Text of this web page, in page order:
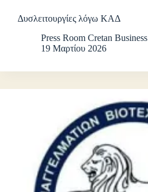
Δυσλειτουργίες λόγω ΚΑΔ
Press Room Cretan Business
19 Μαρτίου 2026